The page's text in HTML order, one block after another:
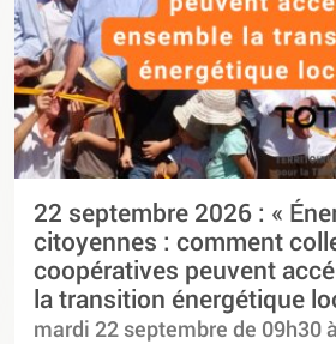
22 septembre 2026 : «
citoyennes : comment
coopératives peuvent
la transition énergétique
mardi 22 septembre de 09h30